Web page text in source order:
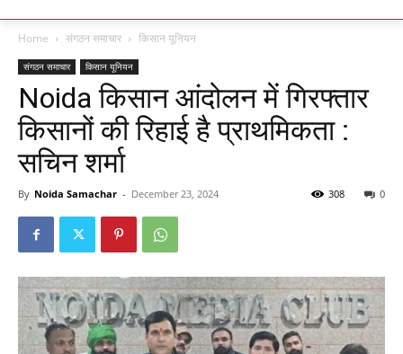
Home संगठन समाचार किसान यूनियन
संगठन समाचार किसान यूनियन
Noida किसान आंदोलन में गिरफ्तार
किसानों की रिहाई है प्राथमिकता :
सचिन शर्मा
By Noida Samachar - December 23, 2024 0
308